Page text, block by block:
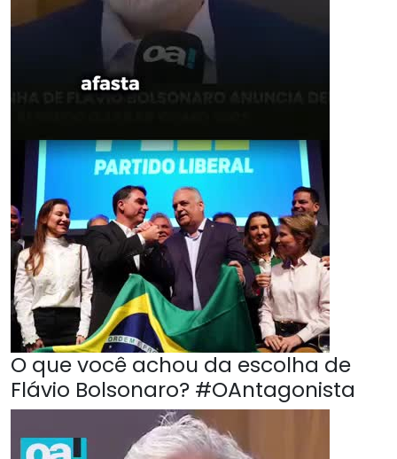
O que você achou da escolha de
Flávio Bolsonaro? #OAntagonista